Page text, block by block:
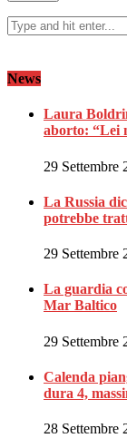
News
Laura
aborto: “Lei
29 Settembre
La Russia
potrebbe
29 Settembre
La guardia
Mar Baltico
29 Settembre
Calenda
dura 4,
28 Settembre